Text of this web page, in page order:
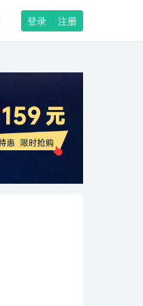
登录 注册